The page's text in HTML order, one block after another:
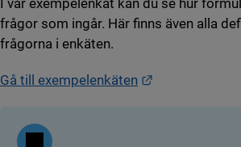
I vår exempelenkät kan du se hur
frågor som ingår. Här finns även alla
frågorna i enkäten.
Gå till exempelenkäten